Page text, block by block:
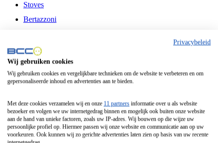
Stoves
Bertazzoni
Fitelli
Airfryer
Frituurpan
Contactgrill
Broodbakmachine
Broodrooster
Privacybeleid
Wij gebruiken cookies
Wij gebruiken cookies en vergelijkbare technieken om de website te verbeteren en om
gepersonaliseerde inhoud en advertenties aan te bieden.
Met deze cookies verzamelen wij en onze 11 partners informatie over u als website
bezoeker en volgen we uw internetgedrag binnen en mogelijk ook buiten onze website
aan de hand van unieke factoren, zoals uw IP-adres. Wij bouwen op die wijze uw
persoonlijke profiel op. Hiermee passen wij onze website en communicatie aan op uw
voorkeuren. Ook kunnen wij zo gerichte advertenties laten zien op basis van uw recente